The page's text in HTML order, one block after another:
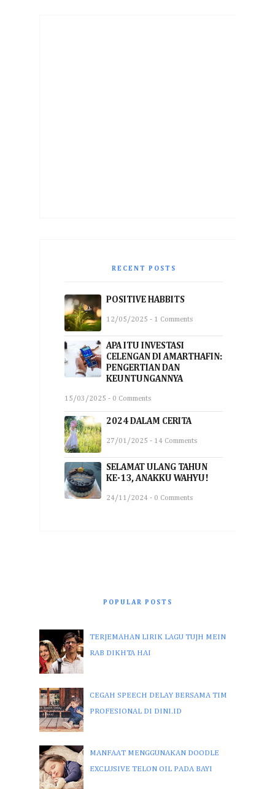
RECENT POSTS
POSITIVE HABBITS
12/05/2025 - 1 Comments
APA ITU INVESTASI
CELENGAN DI AMARTHAFIN:
PENGERTIAN DAN
KEUNTUNGANNYA
15/03/2025 - 0 Comments
2024 DALAM CERITA
27/01/2025 - 14 Comments
SELAMAT ULANG TAHUN
KE-13, ANAKKU WAHYU!
24/11/2024 - 0 Comments
POPULAR POSTS
TERJEMAHAN LIRIK LAGU TUJH MEIN
RAB DIKHTA HAI
CEGAH SPEECH DELAY BERSAMA TIM
PROFESIONAL DI DINI.ID
MANFAAT MENGGUNAKAN DOODLE
EXCLUSIVE TELON OIL PADA BAYI